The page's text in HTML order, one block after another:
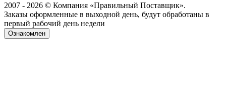
2007 - 2026 © Компания «Правильный Поставщик».
Заказы оформленные в выходной день, будут обработаны в
первый рабочий день недели
Ознакомлен